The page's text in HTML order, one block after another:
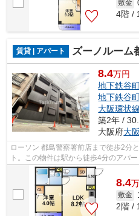
敷金
4階 /
賃貸 | アパート ズーノルーム
8.4万円
地下鉄谷
地下鉄谷
大阪環状線
築2年 /
大阪府大
ローソン 都島警察署前店まで徒歩2分
ト。この物件は駅から徒歩4分のアパ
能な物件です。内装もきれいな一押しの
8.4万
敷金
2階 /